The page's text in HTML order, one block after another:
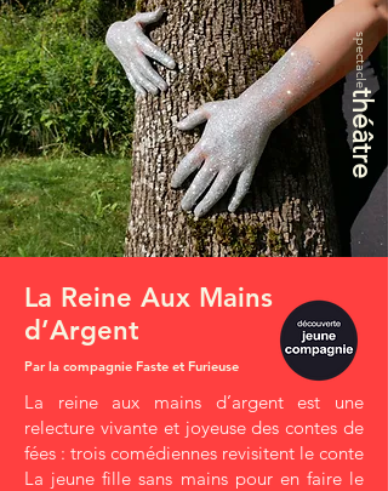
spectacle
théâtre
La Reine Aux Mains
d’Argent
Par la compagnie Faste et Furieuse
La reine aux mains d’argent est une
relecture vivante et joyeuse des contes de
fées : trois comédiennes revisitent le conte
La jeune fille sans mains pour en faire le